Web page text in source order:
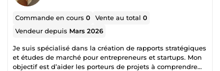
Commande en cours0 Vente au total0
Vendeur depuis Mars 2026
Je suis spécialisé dans la création de rapports stratégiques
et études de marché pour entrepreneurs et startups. Mon
objectif est d’aider les porteurs de projets à comprendre